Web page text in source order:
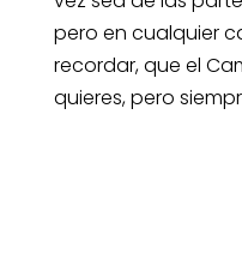
pero en cualquier
recordar, que el
quieres, pero